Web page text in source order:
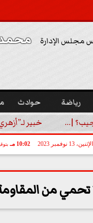
مجلس الإدارة
رياضة حوادث
|... خبير
الإثنين، 13 نوفمبر 2023 10:02 مـ
من